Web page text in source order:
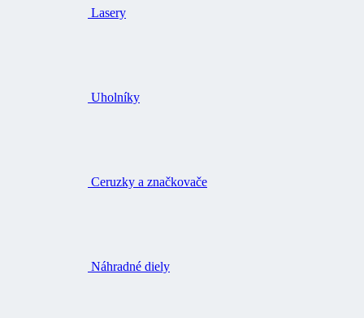
Lasery
Uholníky
Ceruzky a značkovače
Náhradné diely